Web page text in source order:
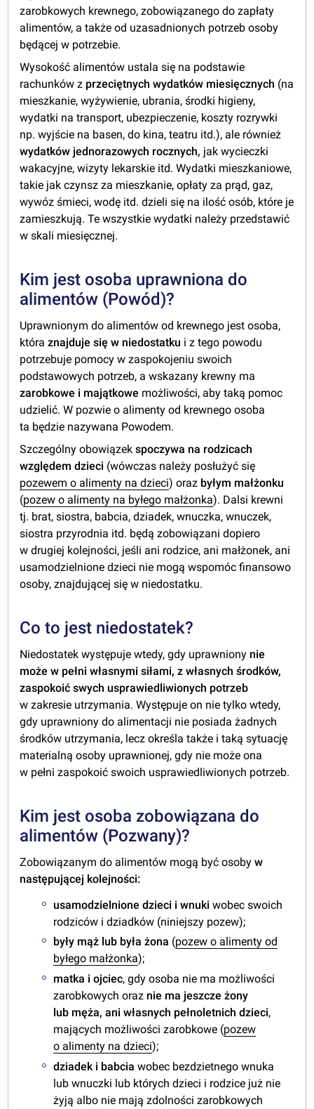
zarobkowych krewnego, zobowiązanego do zapłaty
alimentów, a także od uzasadnionych potrzeb osoby
będącej w potrzebie.
Wysokość alimentów ustala się na podstawie
rachunków z przeciętnych wydatków miesięcznych (na
mieszkanie, wyżywienie, ubrania, środki higieny,
wydatki na transport, ubezpieczenie, koszty rozrywki
np. wyjście na basen, do kina, teatru itd.), ale również
wydatków jednorazowych rocznych, jak wycieczki
wakacyjne, wizyty lekarskie itd. Wydatki mieszkaniowe,
takie jak czynsz za mieszkanie, opłaty za prąd, gaz,
wywóz śmieci, wodę itd. dzieli się na ilość osób, które je
zamieszkują. Te wszystkie wydatki należy przedstawić
w skali miesięcznej.
Kim jest osoba uprawniona do
alimentów (Powód)?
Uprawnionym do alimentów od krewnego jest osoba,
która znajduje się w niedostatku i z tego powodu
potrzebuje pomocy w zaspokojeniu swoich
podstawowych potrzeb, a wskazany krewny ma
zarobkowe i majątkowe możliwości, aby taką pomoc
udzielić. W pozwie o alimenty od krewnego osoba
ta będzie nazywana Powodem.
Szczególny obowiązekspoczywa na rodzicach
względem dzieci (wówczas należy posłużyć się
pozewem o alimenty na dzieci) oraz byłym małżonku
(pozew o alimenty na byłego małżonka). Dalsi krewni
tj. brat, siostra, babcia, dziadek, wnuczka, wnuczek,
siostra przyrodnia itd. będą zobowiązani dopiero
w drugiej kolejności, jeśli ani rodzice, ani małżonek, ani
usamodzielnione dzieci nie mogą wspomóc finansowo
osoby, znajdującej się w niedostatku.
Co to jest niedostatek?
Niedostatek występuje wtedy, gdy uprawniony nie
może w pełni własnymi siłami, z własnych środków,
zaspokoić swych usprawiedliwionych potrzeb
w zakresie utrzymania. Występuje on nie tylko wtedy,
gdy uprawniony do alimentacji nie posiada żadnych
środków utrzymania, lecz określa także i taką sytuację
materialną osoby uprawnionej, gdy nie może ona
w pełni zaspokoić swoich usprawiedliwionych potrzeb.
Kim jest osoba zobowiązana do
alimentów (Pozwany)?
Zobowiązanym do alimentów mogą być osobyw
następującej kolejności:
usamodzielnione dzieci i wnuki wobec swoich
rodziców i dziadków (niniejszy pozew);
były mąż lub była żona (pozew o alimenty od
byłego małżonka);
matka i ojciec, gdy osoba nie ma możliwości
zarobkowych oraz nie ma jeszcze żony
lub męża, ani własnych pełnoletnich dzieci,
mających możliwości zarobkowe (pozew
o alimenty na dzieci);
dziadek i babcia wobec bezdzietnego wnuka
lub wnuczki lub których dzieci i rodzice już nie
żyją albo nie mają zdolności zarobkowych